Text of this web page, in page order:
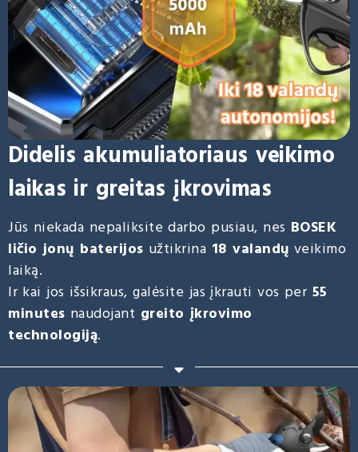
Didelis akumuliatoriaus veikimo
laikas ir greitas įkrovimas
Jūs niekada nepaliksite darbo pusiau, nes BOSEK
ličio jonų baterijos užtikrina 18 valandų veikimo
laiką.
Ir kai jos išsikraus, galėsite jas įkrauti vos per 55
minutes naudojant greito įkrovimo
technologiją.